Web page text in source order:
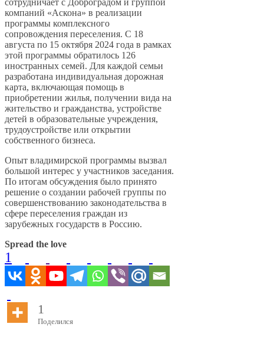
сотрудничает с Доброградом и группой
компаний «Аскона» в реализации
программы комплексного
сопровождения переселения. С 18
августа по 15 октября 2024 года в рамках
этой программы обратилось 126
иностранных семей. Для каждой семьи
разработана индивидуальная дорожная
карта, включающая помощь в
приобретении жилья, получении вида на
жительство и гражданства, устройстве
детей в образовательные учреждения,
трудоустройстве или открытии
собственного бизнеса.
Опыт владимирской программы вызвал
большой интерес у участников заседания.
По итогам обсуждения было принято
решение о создании рабочей группы по
совершенствованию законодательства в
сфере переселения граждан из
зарубежных государств в Россию.
Spread the love
1
1
Поделился